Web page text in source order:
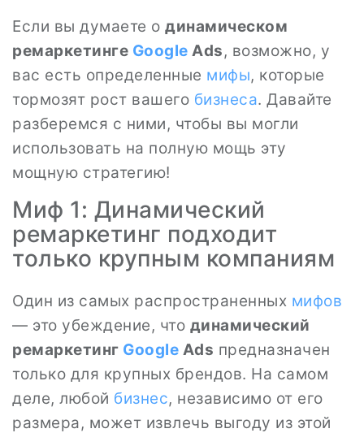
Если вы думаете о динамическом
ремаркетинге Google Ads, возможно, у
вас есть определенные мифы, которые
тормозят рост вашего бизнеса. Давайте
разберемся с ними, чтобы вы могли
использовать на полную мощь эту
мощную стратегию!
Миф 1: Динамический
ремаркетинг подходит
только крупным компаниям
Один из самых распространенных мифов
— это убеждение, что динамический
ремаркетинг Google Ads предназначен
только для крупных брендов. На самом
деле, любой бизнес, независимо от его
размера, может извлечь выгоду из этой